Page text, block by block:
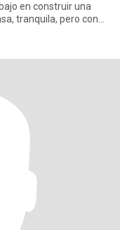
en construir una
tranquila, pero con